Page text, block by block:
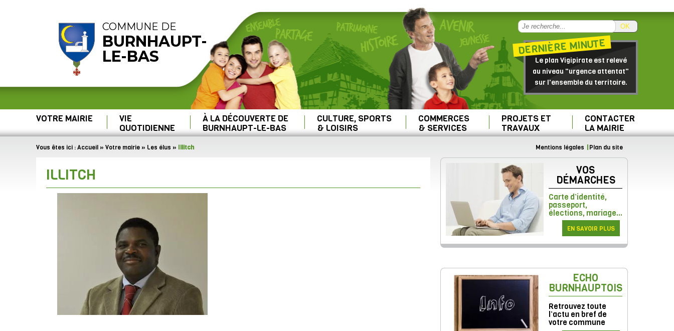
COMMUNE DE
BURNHAUPT-
LE-BAS
OK
DERNIÈRE MINUTE
Le plan Vigipirate est relevé
au niveau "urgence attentat"
sur l'ensemble du territoire.
VOTRE MAIRIE VIE
QUOTIDIENNE
À LA DÉCOUVERTE DE
BURNHAUPT-LE-BAS
CULTURE, SPORTS
& LOISIRS
COMMERCES
& SERVICES
PROJETS ET
TRAVAUX
CONTACTER
LA MAIRIE
Vous êtes ici :Accueil » Votre mairie » Les élus » Illitch Mentions légales Plan du site
ILLITCH VOS
DÉMARCHES
Carte d’identité,
passeport,
élections, mariage...
EN SAVOIR PLUS
ECHO
BURNHAUPTOIS
Retrouvez toute
l’actu en bref de
votre commune